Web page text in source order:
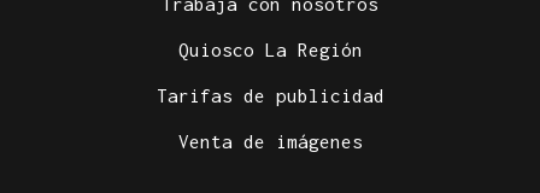
Quiosco La Región
Tarifas de publicidad
Venta de imágenes